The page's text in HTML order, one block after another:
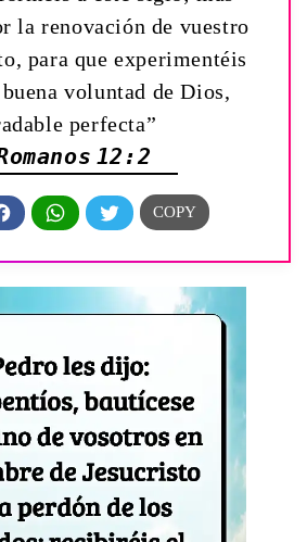
la renovación de vuestro
para que experimentéis
voluntad de Dios,
perfecta”
12:2